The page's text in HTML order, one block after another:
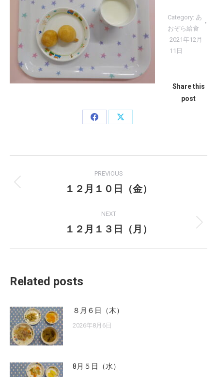
Category: あ
おぞら給食
2021年12月
11日
Share this
post
Share
Share
navigation
PREVIOUS
Previous
１２月１０日（金）
NEXT
Next
１２月１３日（月）
Related posts
８月６日（木）
2026年8月6日
8月５日（水）